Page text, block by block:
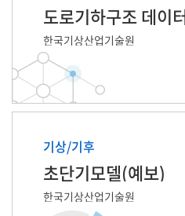
도로기하구조 데이
한국기상산업기술원
기상/기후
초단기모델(예보)
한국기상산업기술원